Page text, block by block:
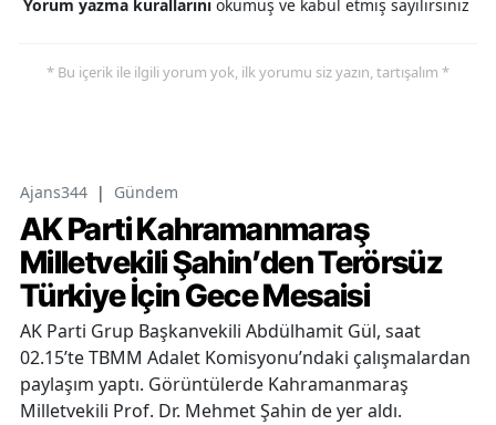
Yorum yazma kurallarını okumuş ve kabul etmiş sayılırsınız
* Bu içerik ile ilgili yorum yok, ilk yorumu siz yazın, tartışalım *
Ajans344 | Gündem
AK Parti Kahramanmaraş
Milletvekili Şahin’den Terörsüz
Türkiye İçin Gece Mesaisi
AK Parti Grup Başkanvekili Abdülhamit Gül, saat
02.15’te TBMM Adalet Komisyonu’ndaki çalışmalardan
paylaşım yaptı. Görüntülerde Kahramanmaraş
Milletvekili Prof. Dr. Mehmet Şahin de yer aldı.